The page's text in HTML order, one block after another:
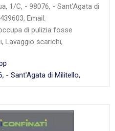
1/C, - 98076, - Sant'Agata di
Email:
di pulizia fosse
Lavaggio scarichi,
- Sant'Agata di Militello,